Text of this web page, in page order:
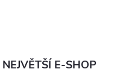
NEJVĚTŠÍ E-SHOP